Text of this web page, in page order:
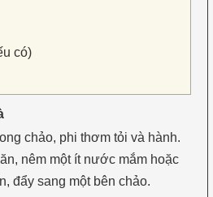
có)
chảo, phi thơm tỏi và hành.
nêm một ít nước mắm hoặc
đẩy sang một bên chảo.